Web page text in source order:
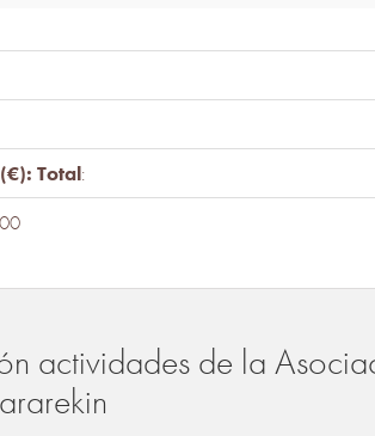
Total:
actividades de la